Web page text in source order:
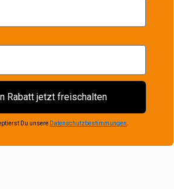
Rabatt jetzt freischalten
Du unsere Datenschutzbestimmungen